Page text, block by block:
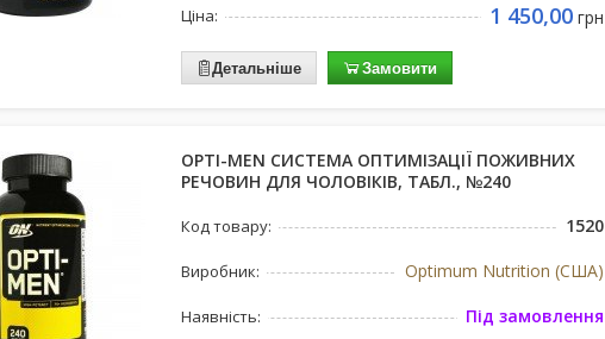
Ціна: 1 450,00грн
Детальніше Замовити
OPTI-MEN СИСТЕМА ОПТИМІЗАЦІЇ ПОЖИВНИХ
РЕЧОВИН ДЛЯ ЧОЛОВІКІВ, ТАБЛ., №240
Код товару: 1520
Виробник: Optimum Nutrition (США)
Наявність: Під замовлення